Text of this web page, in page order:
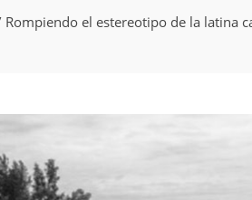
Rompiendo el estereotipo de la latina